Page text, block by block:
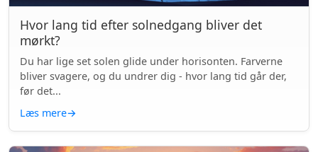
Hvor lang tid efter solnedgang bliver det
mørkt?
Du har lige set solen glide under horisonten. Farverne
bliver svagere, og du undrer dig - hvor lang tid går der,
før det...
Læs mere→